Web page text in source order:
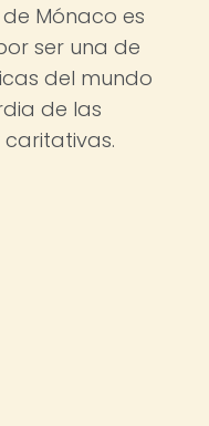
Mónaco es
ser una de
del mundo
de las